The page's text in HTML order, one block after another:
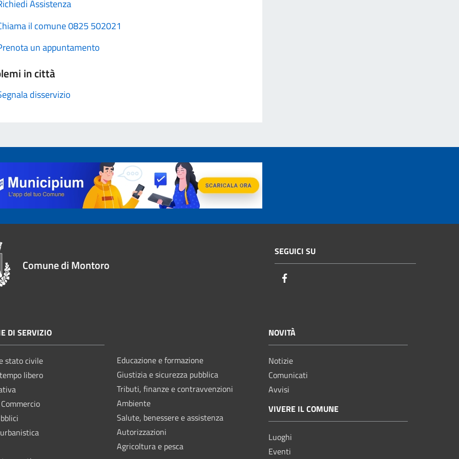
Assistenza
il comune 0825 502021
un appuntamento
in città
disservizio
Comune di Montoro
SEGUICI SU
DI SERVIZIO
stato civile
libero
Educazione e formazione
Giustizia e sicurezza pubblica
Tributi, finanze e contravvenzioni
Ambiente
Salute, benessere e assistenza
Autorizzazioni
Agricoltura e pesca
NOVITÀ
Notizie
Comunicati
Avvisi
VIVERE IL COMUNE
Luoghi
Eventi